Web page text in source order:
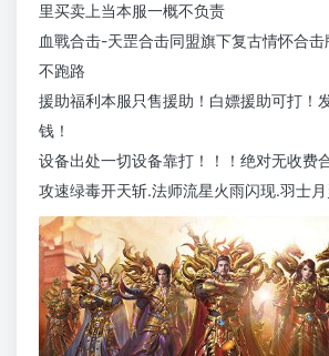
里买卖上当本服一概不负责
血戰合击-天罡合击同盟旗下复古情怀合
不跑路
援助福利本服只售援助！白嫖援助可打！
钱！
设备出处一切设备靠打！！！绝对无收费
攻速绿毒开天斩.法师流星火雨闪现.羽士